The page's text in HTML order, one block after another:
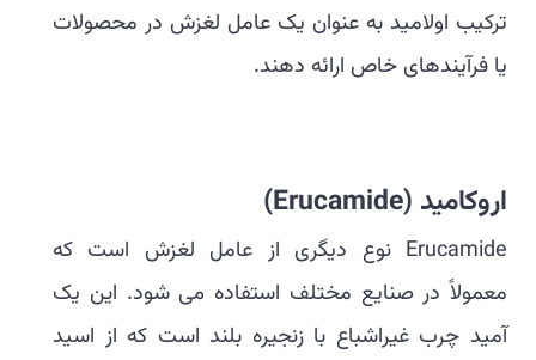
ترکیب اولامید به عنوان یک عامل لغزش در محصولات
یا فرآیندهای خاص ارائه دهند.
اروکامید (Erucamide)
Erucamide نوع دیگری از عامل لغزش است که
معمولاً در صنایع مختلف استفاده می شود. این یک
آمید چرب غیراشباع با زنجیره بلند است که از اسید